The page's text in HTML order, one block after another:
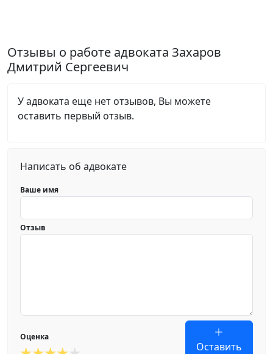
Отзывы о работе адвоката Захаров
Дмитрий Сергеевич
У адвоката еще нет отзывов, Вы можете
оставить первый отзыв.
Написать об адвокате
Ваше имя
Отзыв
Оценка
Оставить